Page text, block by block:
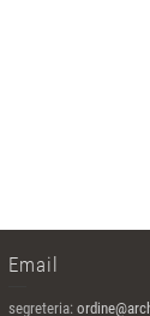
Email
segreteria: